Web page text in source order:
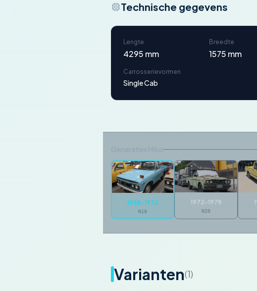
Technische gegevens
Lengte
4295 mm
Breedte
1575 mm
Carrosserievormen
Single Cab
1968-1972
N10
1972-1978
N20
Varianten(1)